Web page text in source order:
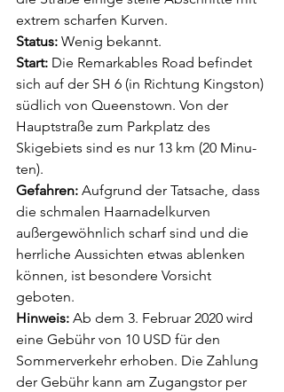
extrem schar­fen Kurven.
Status: Wenig be­kannt.
Start: Die Remar­kables Road befin­det
sich auf der SH 6 (in Richtung King­ston)
südlich von Queen­stown. Von der
Hauptstraße zum Parkplatz des
Skigebiets sind es nur 13 km (20 Minu­
ten).
Gefahren: Auf­grund der Tatsache, dass
die schmalen Haarnadelkurven
außergewöhn­lich scharf sind und die
herrliche Aussichten etwas ablenken
können, ist besondere Vor­sicht
geboten.
Hinweis: Ab dem 3. Februar 2020 wird
eine Gebühr von 10 USD für den
Sommerverkehr er­hoben. Die Zahlung
der Gebühr kann am Zugangstor per